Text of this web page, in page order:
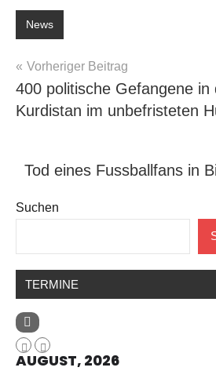
News
Beitragsnavigation
Vorheriger Beitrag
400 politische Gefangene in
Kurdistan im unbefristeten
Tod eines Fussballfans in
Suchen
TERMINE
AUGUST, 2026